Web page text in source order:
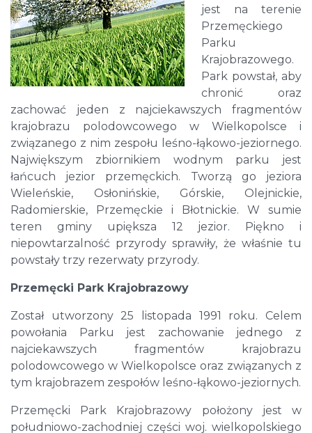
jest na terenie
Przemęckiego
Parku
Krajobrazowego.
Park powstał, aby
chronić oraz
zachować jeden z najciekawszych fragmentów
krajobrazu polodowcowego w Wielkopolsce i
związanego z nim zespołu leśno-łąkowo-jeziornego.
Największym zbiornikiem wodnym parku jest
łańcuch jezior przemęckich. Tworzą go jeziora
Wieleńskie, Osłonińskie, Górskie, Olejnickie,
Radomierskie, Przemęckie i Błotnickie. W sumie
teren gminy upiększa 12 jezior. Piękno i
niepowtarzalność przyrody sprawiły, że właśnie tu
powstały trzy rezerwaty przyrody.
Przemęcki Park Krajobrazowy
Został utworzony 25 listopada 1991 roku. Celem
powołania Parku jest zachowanie jednego z
najciekawszych fragmentów krajobrazu
polodowcowego w Wielkopolsce oraz związanych z
tym krajobrazem zespołów leśno-łąkowo-jeziornych.
Przemęcki Park Krajobrazowy położony jest w
południowo-zachodniej części woj. wielkopolskiego